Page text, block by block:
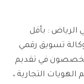
: بأقل
تسويق رقمي
في تقديم
التجارية ،